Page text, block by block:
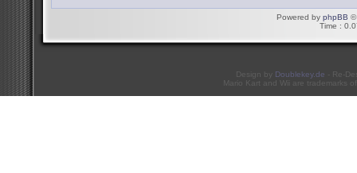
Powered by phpBB ©
Time :
Design by Doublekey.de - Re-
Mario Kart and Wii are trademarks